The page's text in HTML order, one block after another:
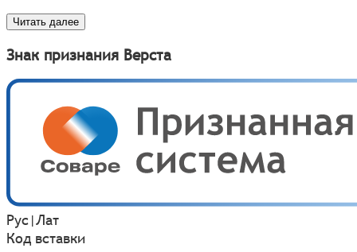
Читать далее
Знак признания Верста
Рус|Лат
Код вставки